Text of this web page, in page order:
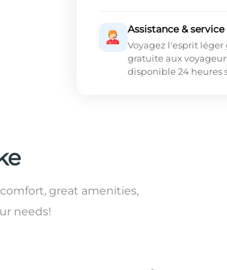
Assistance &
Voyagez l'esprit léger
gratuite aux
disponible 24 heures
great amenities,
needs!